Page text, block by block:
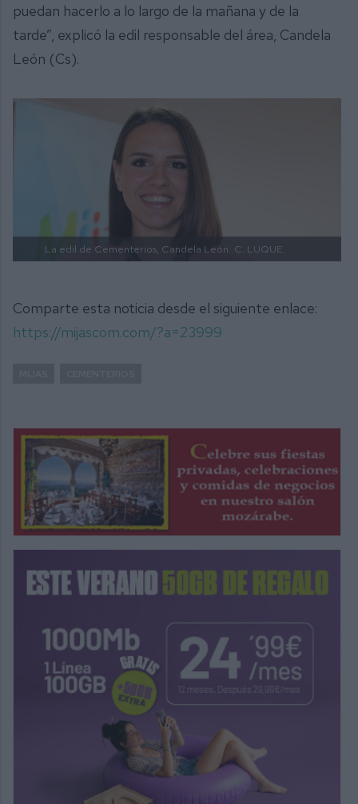
puedan hacerlo a lo largo de la mañana y de la
tarde”, explicó la edil responsable del área, Candela
León (Cs).
La edil de Cementerios, Candela León. C. LUQUE.
Comparte esta noticia desde el siguiente enlace:
https://mijascom.com/?a=23999